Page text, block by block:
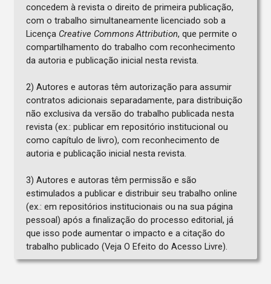
concedem à revista o direito de primeira publicação,
com o trabalho simultaneamente licenciado sob a
Licença Creative Commons Attribution, que permite o
compartilhamento do trabalho com reconhecimento
da autoria e publicação inicial nesta revista.
2) Autores e autoras têm autorização para assumir
contratos adicionais separadamente, para distribuição
não exclusiva da versão do trabalho publicada nesta
revista (ex.: publicar em repositório institucional ou
como capítulo de livro), com reconhecimento de
autoria e publicação inicial nesta revista.
3) Autores e autoras têm permissão e são
estimulados a publicar e distribuir seu trabalho online
(ex.: em repositórios institucionais ou na sua página
pessoal) após a finalização do processo editorial, já
que isso pode aumentar o impacto e a citação do
trabalho publicado (Veja O Efeito do Acesso Livre).